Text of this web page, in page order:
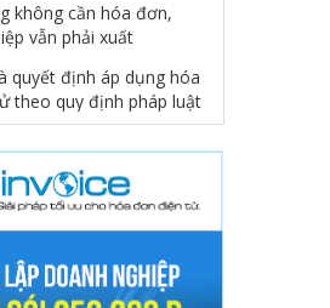
quyết định áp dụng hóa
theo quy định pháp luật
đổi hoá đơn giấy
điện tử hay không?
ĐƠN ĐIỆN TỬ
định mới tác động lớn
toán từ năm 2018
sử dụng hóa đơn điện
01/7/2018?